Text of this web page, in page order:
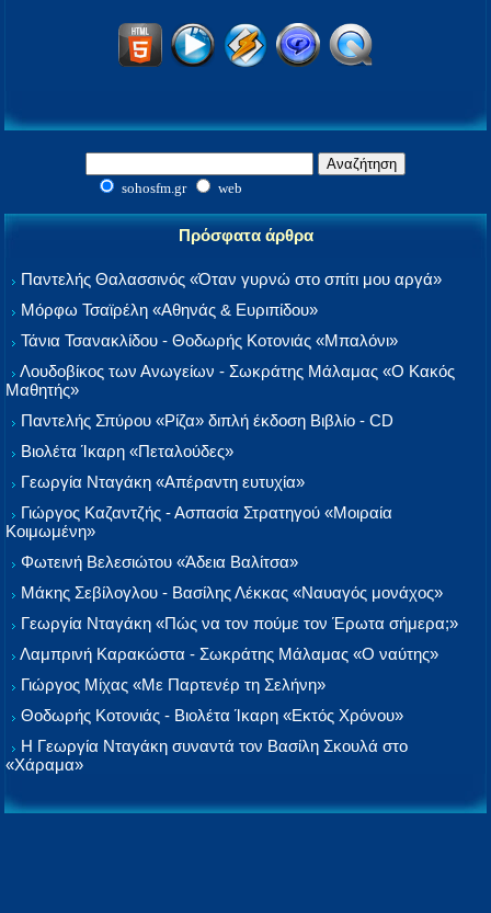
sohosfm.gr web
Πρόσφατα άρθρα
Παντελής Θαλασσινός «Όταν γυρνώ στο σπίτι μου αργά»
Μόρφω Τσαϊρέλη «Αθηνάς & Ευριπίδου»
Τάνια Τσανακλίδου - Θοδωρής Κοτονιάς «Μπαλόνι»
Λουδοβίκος των Ανωγείων - Σωκράτης Μάλαμας «Ο Κακός
Μαθητής»
Παντελής Σπύρου «Ρίζα» διπλή έκδοση Βιβλίο - CD
Βιολέτα Ίκαρη «Πεταλούδες»
Γεωργία Νταγάκη «Aπέραντη ευτυχία»
Γιώργος Καζαντζής - Ασπασία Στρατηγού «Μοιραία
Κοιμωμένη»
Φωτεινή Βελεσιώτου «Άδεια Βαλίτσα»
Μάκης Σεβίλογλου - Βασίλης Λέκκας «Ναυαγός μονάχος»
Γεωργία Νταγάκη «Πώς να τον πούμε τον Έρωτα σήμερα;»
Λαμπρινή Καρακώστα - Σωκράτης Μάλαμας «Ο ναύτης»
Γιώργος Μίχας «Με Παρτενέρ τη Σελήνη»
Θοδωρής Κοτονιάς - Βιολέτα Ίκαρη «Εκτός Χρόνου»
Η Γεωργία Νταγάκη συναντά τον Βασίλη Σκουλά στο
«Χάραμα»